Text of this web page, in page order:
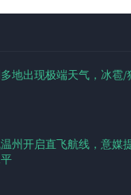
地出现极端天气，冰雹
州开启直飞航线，意媒